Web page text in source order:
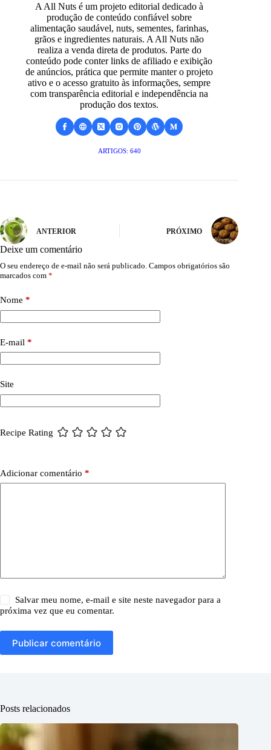
A All Nuts é um projeto editorial dedicado à
produção de conteúdo confiável sobre
alimentação saudável, nuts, sementes, farinhas,
grãos e ingredientes naturais. A All Nuts não
realiza a venda direta de produtos. Parte do
conteúdo pode conter links de afiliado e exibição
de anúncios, prática que permite manter o projeto
ativo e o acesso gratuito às informações, sempre
com transparência editorial e independência na
produção dos textos.
ARTIGOS: 640
ANTERIOR PRÓXIMO
Deixe um comentário
O seu endereço de e-mail não será publicado. Campos obrigatórios são
marcados com *
Nome *
E-mail *
Site
Recipe Rating
Adicionar comentário *
Salvar meu nome, e-mail e site neste navegador para a
próxima vez que eu comentar.
Publicar comentário
Posts relacionados